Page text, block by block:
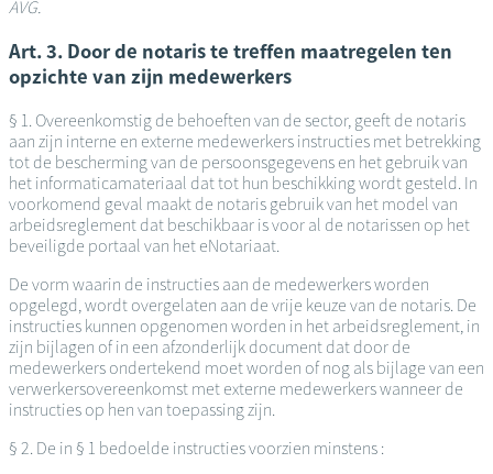
AVG.
Art. 3. Door de notaris te treffen maatregelen ten
opzichte van zijn medewerkers
§ 1. Overeenkomstig de behoeften van de sector, geeft de notaris
aan zijn interne en externe medewerkers instructies met betrekking
tot de bescherming van de persoonsgegevens en het gebruik van
het informaticamateriaal dat tot hun beschikking wordt gesteld. In
voorkomend geval maakt de notaris gebruik van het model van
arbeidsreglement dat beschikbaar is voor al de notarissen op het
beveiligde portaal van het eNotariaat.
De vorm waarin de instructies aan de medewerkers worden
opgelegd, wordt overgelaten aan de vrije keuze van de notaris. De
instructies kunnen opgenomen worden in het arbeidsreglement, in
zijn bijlagen of in een afzonderlijk document dat door de
medewerkers ondertekend moet worden of nog als bijlage van een
verwerkersovereenkomst met externe medewerkers wanneer de
instructies op hen van toepassing zijn.
§ 2. De in § 1 bedoelde instructies voorzien minstens :